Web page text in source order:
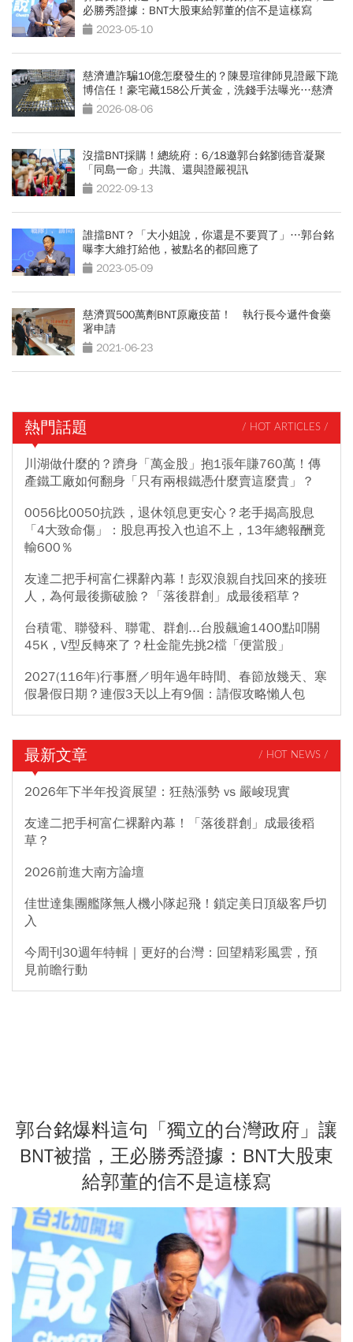
必勝秀證據：BNT大股東給郭董的信不是這樣寫
2023-05-10
慈濟遭詐騙10億怎麼發生的？陳昱瑄律師見證嚴下跪
博信任！豪宅藏158公斤黃金，洗錢手法曝光…慈濟
回應了
2026-08-06
沒擋BNT採購！總統府：6/18邀郭台銘劉德音凝聚
「同島一命」共識、還與證嚴視訊
2022-09-13
誰擋BNT？「大小姐說，你還是不要買了」…郭台銘
曝李大維打給他，被點名的都回應了
2023-05-09
慈濟買500萬劑BNT原廠疫苗！ 執行長今遞件食藥
署申請
2021-06-23
熱門話題 / HOT ARTICLES /
川湖做什麼的？躋身「萬金股」抱1張年賺760萬！傳
產鐵工廠如何翻身「只有兩根鐵憑什麼賣這麼貴」？
0056比0050抗跌，退休領息更安心？老手揭高股息
「4大致命傷」：股息再投入也追不上，13年總報酬竟
輸600％
友達二把手柯富仁裸辭內幕！彭双浪親自找回來的接班
人，為何最後撕破臉？「落後群創」成最後稻草？
台積電、聯發科、聯電、群創...台股飆逾1400點叩關
45K，V型反轉來了？杜金龍先挑2檔「便當股」
2027(116年)行事曆／明年過年時間、春節放幾天、寒
假暑假日期？連假3天以上有9個：請假攻略懶人包
最新文章 / HOT NEWS /
2026年下半年投資展望：狂熱漲勢 vs 嚴峻現實
友達二把手柯富仁裸辭內幕！「落後群創」成最後稻
草？
2026前進大南方論壇
佳世達集團艦隊無人機小隊起飛！鎖定美日頂級客戶切
入
今周刊30週年特輯｜更好的台灣：回望精彩風雲，預
見前瞻行動
郭台銘爆料這句「獨立的台灣政府」讓
BNT被擋，王必勝秀證據：BNT大股東
給郭董的信不是這樣寫